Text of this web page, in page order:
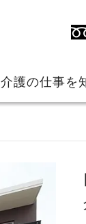
介護の仕事を